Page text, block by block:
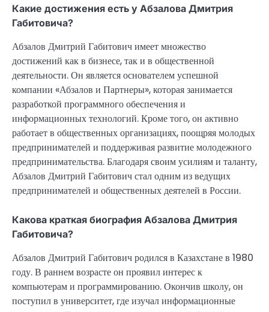
Какие достижения есть у Абзалова Дмитрия
Габитовича?
Абзалов Дмитрий Габитович имеет множество
достижений как в бизнесе, так и в общественной
деятельности. Он является основателем успешной
компании «Абзалов и Партнеры», которая занимается
разработкой программного обеспечения и
информационных технологий. Кроме того, он активно
работает в общественных организациях, поощряя молодых
предпринимателей и поддерживая развитие молодежного
предпринимательства. Благодаря своим усилиям и таланту,
Абзалов Дмитрий Габитович стал одним из ведущих
предпринимателей и общественных деятелей в России.
Какова краткая биография Абзалова Дмитрия
Габитовича?
Абзалов Дмитрий Габитович родился в Казахстане в 1980
году. В раннем возрасте он проявил интерес к
компьютерам и программированию. Окончив школу, он
поступил в университет, где изучал информационные